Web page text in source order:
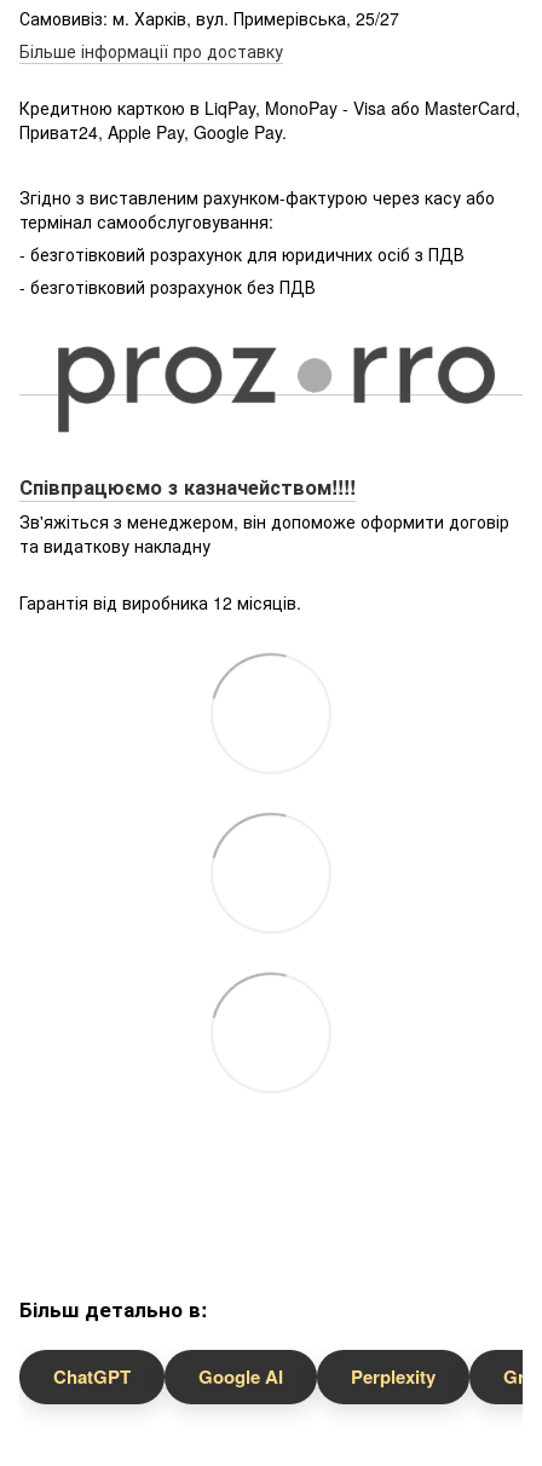
Самовивіз: м. Харків, вул. Примерівська, 25/27
Більше інформації про доставку
Кредитною карткою в LiqPay, MonoPay - Visa або MasterCard,
Приват24, Apple Pay, Google Pay.
Згідно з виставленим рахунком-фактурою через касу або
термінал самообслуговування:
- безготівковий розрахунок для юридичних осіб з ПДВ
- безготівковий розрахунок без ПДВ
Співпрацюємо з казначейством!!!!
Зв'яжіться з менеджером, він допоможе оформити договір
та видаткову накладну
Гарантія від виробника 12 місяців.
Більш детально в:
ChatGPT Google AI Perplexity